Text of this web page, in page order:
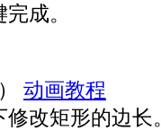
成。
动画教程
修改矩形的边长